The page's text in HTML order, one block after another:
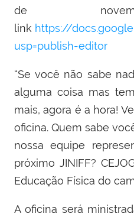
de
link https://
usp=publish-editor
“Se você não sabe
alguma coisa mas
mais, agora é a hora!
oficina. Quem sabe
nossa equipe
próximo JINIFF?
Educação Física do
A oficina será